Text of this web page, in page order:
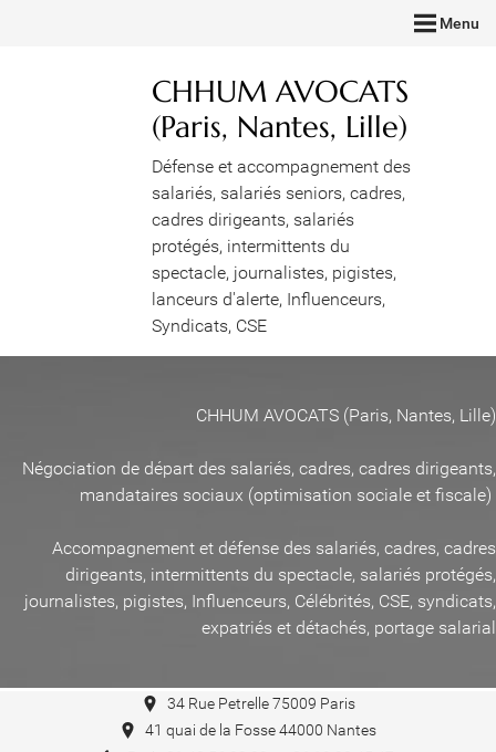
Menu
CHHUM AVOCATS
(Paris, Nantes, Lille)
Défense et accompagnement des
salariés, salariés seniors, cadres,
cadres dirigeants, salariés
protégés, intermittents du
spectacle, journalistes, pigistes,
lanceurs d'alerte, Influenceurs,
Syndicats, CSE
CHHUM AVOCATS (Paris, Nantes, Lille)
Négociation de départ des salariés, cadres, cadres dirigeants,
mandataires sociaux (optimisation sociale et fiscale)
Accompagnement et défense des salariés, cadres, cadres
dirigeants, intermittents du spectacle, salariés protégés,
journalistes, pigistes, Influenceurs, Célébrités, CSE, syndicats,
expatriés et détachés, portage salarial
34 Rue Petrelle 75009 Paris
41 quai de la Fosse 44000 Nantes